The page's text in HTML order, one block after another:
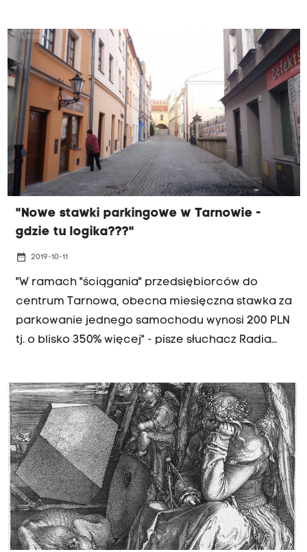
"Nowe stawki parkingowe w Tarnowie -
gdzie tu logika???"
date_range 2019-10-11
"W ramach "ściągania" przedsiębiorców do
centrum Tarnowa, obecna miesięczna stawka za
parkowanie jednego samochodu wynosi 200 PLN
tj. o blisko 350% więcej" - pisze słuchacz Radia